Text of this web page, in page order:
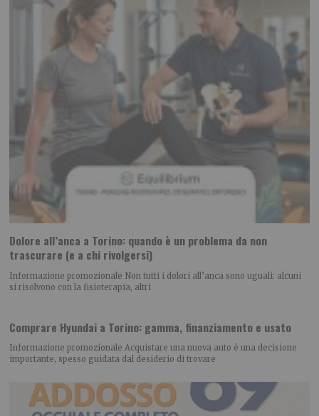
Dolore all’anca a Torino: quando è un problema da non
trascurare (e a chi rivolgersi)
Informazione promozionale Non tutti i dolori all’anca sono uguali: alcuni
si risolvono con la fisioterapia, altri
Comprare Hyundai a Torino: gamma, finanziamento e usato
Informazione promozionale Acquistare una nuova auto è una decisione
importante, spesso guidata dal desiderio di trovare